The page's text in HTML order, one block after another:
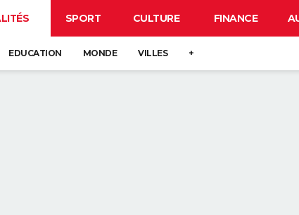
SPORT CULTURE FINANCE
EDUCATION MONDE VILLES +